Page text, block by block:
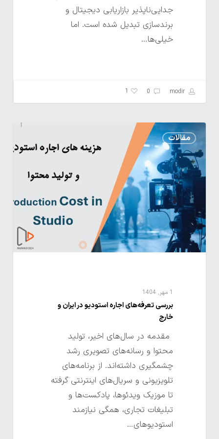
جدایی‌ناپذیر بازاریابی دیجیتال و
برندسازی تبدیل شده است. اما
خیلی‌ها…
1
مقالات
بررسی
تعرفه‌های
اجاره
استودیو
ایران
و
خارج
1 مهر, 1404
بررسی تعرفه‌های اجاره استودیو در ایران و
خارج
مقدمه در سال‌های اخیر، تولید
محتوا و رسانه‌های تصویری رشد
چشمگیری داشته‌اند. از برنامه‌های
تلویزیونی و سریال‌های اینترنتی گرفته
تا موزیک‌ ویدئوها، پادکست‌ها و
تبلیغات تجاری، همگی نیازمند
استودیوهای…